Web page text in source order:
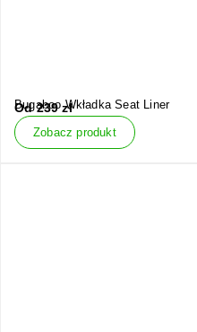
Bugaboo Wkładka Seat Liner
Od239zł
Zobacz produkt